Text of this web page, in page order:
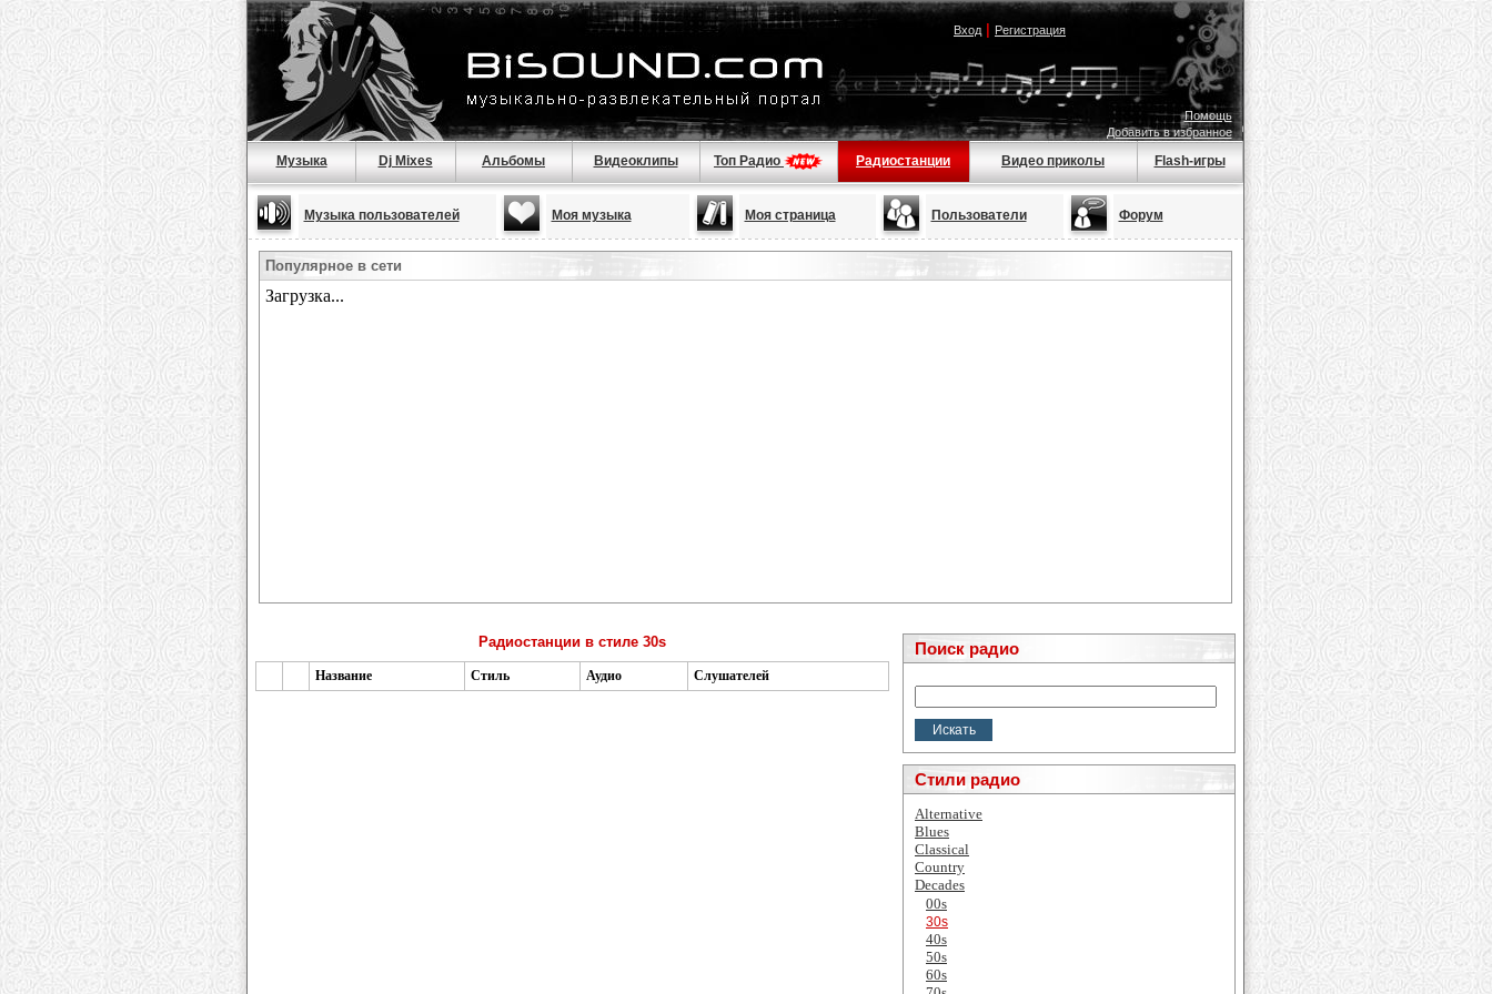
Вход| Регистрация
Помощь
Добавить в избранное
Музыка Dj Mixes Альбомы Видеоклипы Топ Радио Радиостанции Видео приколы Flash-игры
Музыка пользователей Моя музыка Моя страница Пользователи Форум
Популярное в сети
Радиостанции в стиле 30s
Название Стиль Аудио Слушателей
Поиск радио
Стили радио
Alternative
Blues
Classical
Country
Decades
00s
30s
40s
50s
60s